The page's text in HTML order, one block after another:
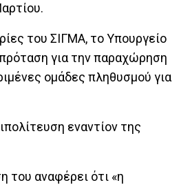
του ΣΙΓΜΑ, το Υπουργείο
για την παραχώρηση
ομάδες πληθυσμού για
εναντίον της
αναφέρει ότι «η